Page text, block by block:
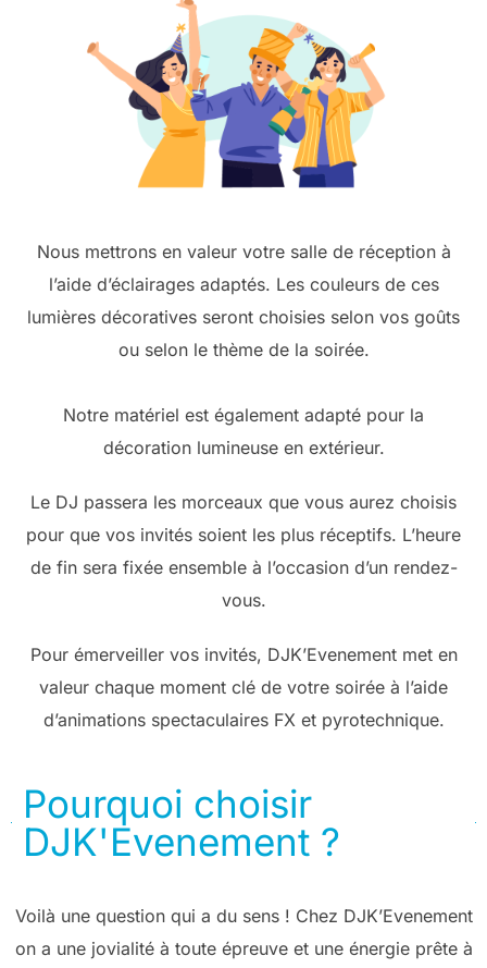
Nous mettrons en valeur votre salle de réception à
l’aide d’éclairages adaptés. Les couleurs de ces
lumières décoratives seront choisies selon vos goûts
ou selon le thème de la soirée.
Notre matériel est également adapté pour la
décoration lumineuse en extérieur.
Le DJ passera les morceaux que vous aurez choisis
pour que vos invités soient les plus réceptifs. L’heure
de fin sera fixée ensemble à l’occasion d’un rendez-
vous.
Pour émerveiller vos invités, DJK’Evenement met en
valeur chaque moment clé de votre soirée à l’aide
d’animations spectaculaires FX et pyrotechnique.
Pourquoi choisir
DJK'Evenement ?
Voilà une question qui a du sens ! Chez DJK’Evenement
on a une jovialité à toute épreuve et une énergie prête à